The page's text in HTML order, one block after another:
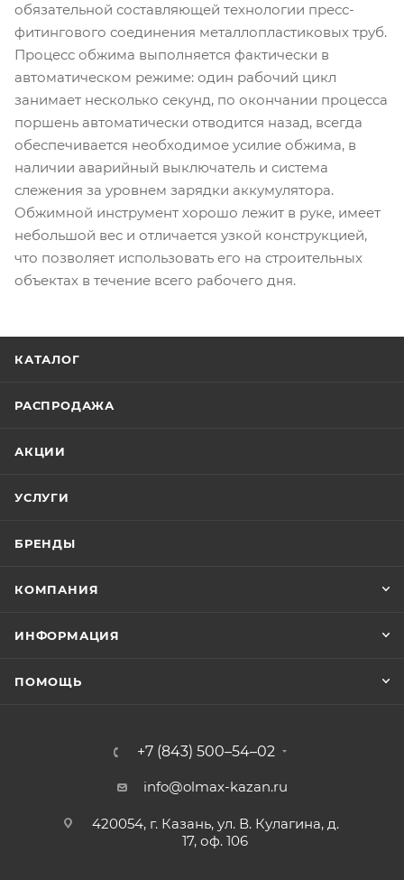
обязательной составляющей технологии пресс-
фитингового соединения металлопластиковых труб.
Процесс обжима выполняется фактически в
автоматическом режиме: один рабочий цикл
занимает несколько секунд, по окончании процесса
поршень автоматически отводится назад, всегда
обеспечивается необходимое усилие обжима, в
наличии аварийный выключатель и система
слежения за уровнем зарядки аккумулятора.
Обжимной инструмент хорошо лежит в руке, имеет
небольшой вес и отличается узкой конструкцией,
что позволяет использовать его на строительных
объектах в течение всего рабочего дня.
КАТАЛОГ
РАСПРОДАЖА
АКЦИИ
УСЛУГИ
БРЕНДЫ
КОМПАНИЯ
ИНФОРМАЦИЯ
ПОМОЩЬ
+7 (843) 500–54–02
info@olmax-kazan.ru
420054, г. Казань, ул. В. Кулагина, д.
17, оф. 106